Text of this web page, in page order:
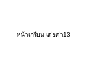
หน้าเกรียน เด๋อด๋า13